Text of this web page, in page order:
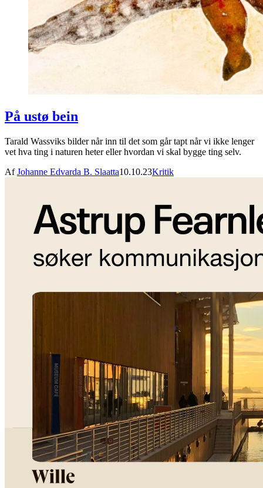
På ustø bein
Tarald Wassviks bilder når inn til det som går tapt når vi ikke lenger
vet hva ting i naturen heter eller hvordan vi skal bygge ting selv.
AfJohanne Edvarda B. Slaatta10.10.23Kritik